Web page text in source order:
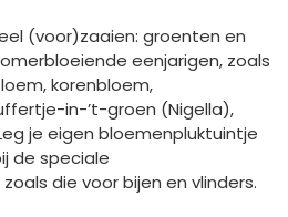
(voor)zaaien: groenten en
eenjarigen, zoals
korenbloem,
in-’t-groen (Nigella),
je eigen bloemenpluktuintje
de speciale
die voor bijen en vlinders.